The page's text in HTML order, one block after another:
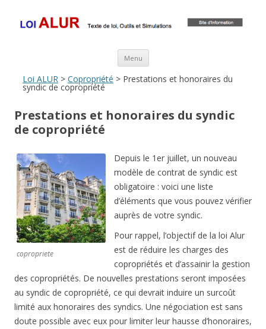
Loi ALUR
ALUR
Menu Aller au contenu principal
Loi ALUR > Copropriété > Prestations et honoraires du
syndic de copropriété
Prestations et honoraires du syndic
de copropriété
copropriete
Depuis le 1er juillet, un nouveau
modèle de contrat de syndic est
obligatoire : voici une liste
d’éléments que vous pouvez vérifier
auprès de votre syndic.
Pour rappel, l’objectif de la loi Alur
est de réduire les charges des
copropriétés et d’assainir la gestion
des copropriétés. De nouvelles prestations seront imposées
au syndic de copropriété, ce qui devrait induire un surcoût
limité aux honoraires des syndics. Une négociation est sans
doute possible avec eux pour limiter leur hausse d’honoraires,